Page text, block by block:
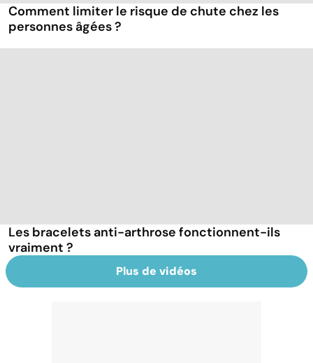
Comment limiter le risque de chute chez les
personnes âgées ?
Les bracelets anti-arthrose fonctionnent-ils
vraiment ?
Plus de vidéos